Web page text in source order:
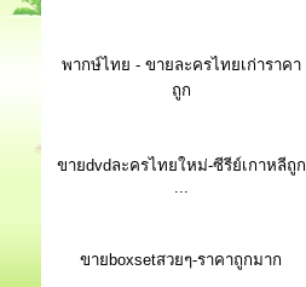
พากษ์ไทย - ขายละครไทยเก่าราคา
ถูก
ขายdvdละครไทยใหม่-ซีรีย์เกาหลีถูก
...
ขายboxsetสวยๆ-ราคาถูกมาก